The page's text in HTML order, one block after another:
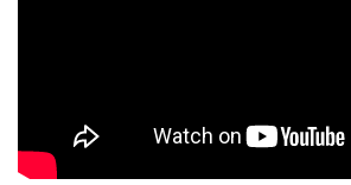
আগস্ট ৬, ২০২৬